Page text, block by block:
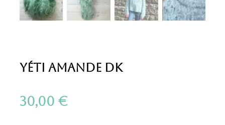
Yéti Amande DK
30,00 €